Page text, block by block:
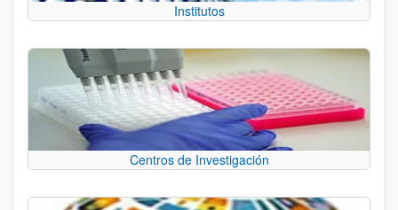
Institutos
Centros de Investigación